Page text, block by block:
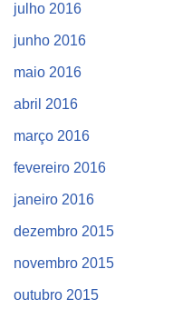
julho 2016
junho 2016
maio 2016
abril 2016
março 2016
fevereiro 2016
janeiro 2016
dezembro 2015
novembro 2015
outubro 2015